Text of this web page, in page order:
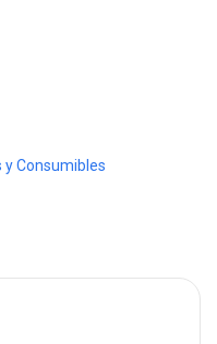
y Consumibles